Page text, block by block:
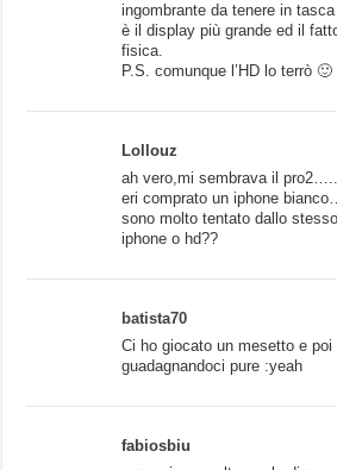
ingombrante da tenere in
è il display più grande ed il
fisica.
P.S. comunque l’HD lo terrò 🙂
Lollouz
ah vero,mi sembrava il
eri comprato un iphone
sono molto tentato dallo
iphone o hd??
batista70
Ci ho giocato un mesetto e poi
guadagnandoci pure :yeah
fabiosbiu